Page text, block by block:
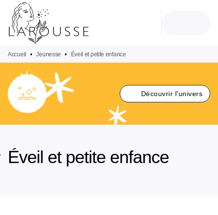
MENU
PIED DE PAGE
Accueil • Jeunesse • Éveil et petite enfance
Découvrir l'univers
Éveil et petite enfance